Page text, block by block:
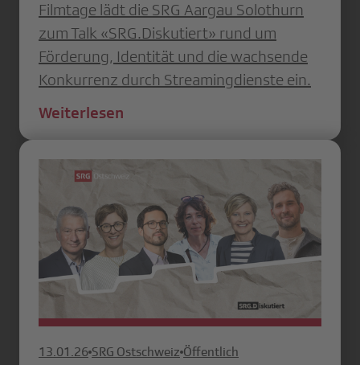
Filmtage lädt die SRG Aargau Solothurn
zum Talk «SRG.Diskutiert» rund um
Förderung, Identität und die wachsende
Konkurrenz durch Streamingdienste ein.
Weiterlesen
13.01.26 SRG Ostschweiz Öffentlich